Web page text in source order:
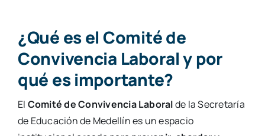
¿Qué es el Comité de
Convivencia Laboral y por
qué es importante?
El Comité de Convivencia Laboralde la Secretaría
de Educación de Medellín es un espacio